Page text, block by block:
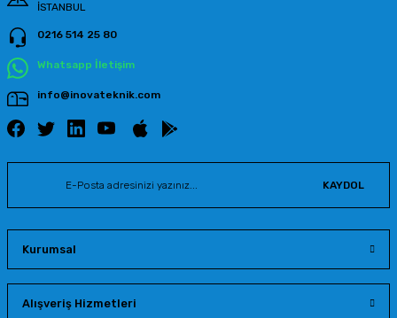
İSTANBUL
0216 514 25 80
Whatsapp İletişim
info@inovateknik.com
KAYDOL
Kurumsal
Alışveriş Hizmetleri